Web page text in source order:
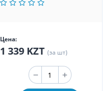
Цена:
1 339 KZT (за шт)